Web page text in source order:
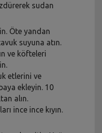
sudan
Öte yandan
suyuna atın.
ve köfteleri
etlerini ve
ekleyin. 10
alın.
ince ince kıyın.